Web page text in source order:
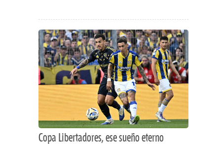
Copa Libertadores, ese sueño eterno